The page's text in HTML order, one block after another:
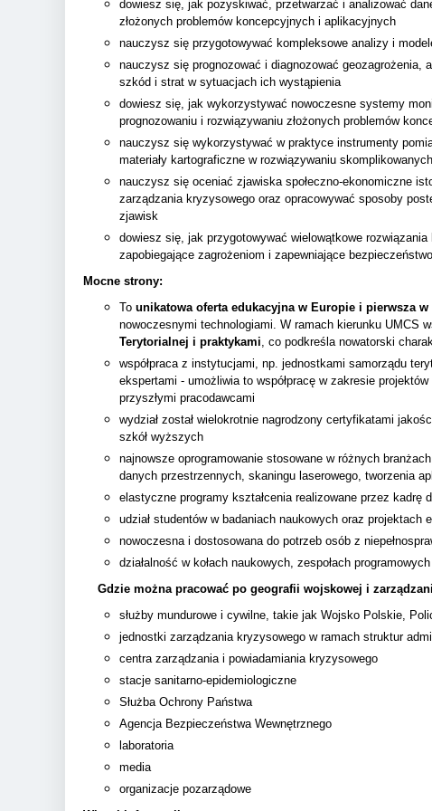
dowiesz się, jak pozyskiwać, przetwarzać i analizować
złożonych problemów koncepcyjnych i aplikacyjnych
nauczysz się przygotowywać kompleksowe analizy i
nauczysz się prognozować i diagnozować geozagrożenia,
szkód i strat w sytuacjach ich wystąpienia
dowiesz się, jak wykorzystywać nowoczesne systemy
prognozowaniu i rozwiązywaniu złożonych problemów
nauczysz się wykorzystywać w praktyce instrumenty
materiały kartograficzne w rozwiązywaniu
nauczysz się oceniać zjawiska społeczno-ekonomiczne
zarządzania kryzysowego oraz opracowywać sposoby
zjawisk
dowiesz się, jak przygotowywać wielowątkowe
zapobiegające zagrożeniom i zapewniające bezpieczeństwo
Mocne strony:
To unikatowa oferta edukacyjna w Europie i pierwsza w
nowoczesnymi technologiami. W ramach kierunku UMCS
Terytorialnej i praktykami, co podkreśla nowatorski
współpraca z instytucjami, np. jednostkami samorządu
ekspertami - umożliwia to współpracę w zakresie
przyszłymi pracodawcami
wydział został wielokrotnie nagrodzony certyfikatami
szkół wyższych
najnowsze oprogramowanie stosowane w różnych
danych przestrzennych, skaningu laserowego, tworzenia
elastyczne programy kształcenia realizowane przez kadrę
udział studentów w badaniach naukowych oraz projektach
nowoczesna i dostosowana do potrzeb osób z
działalność w kołach naukowych, zespołach
Gdzie można pracować po geografii wojskowej i
służby mundurowe i cywilne, takie jak Wojsko Polskie,
jednostki zarządzania kryzysowego w ramach struktur
centra zarządzania i powiadamiania kryzysowego
stacje sanitarno-epidemiologiczne
Służba Ochrony Państwa
Agencja Bezpieczeństwa Wewnętrznego
laboratoria
media
organizacje pozarządowe